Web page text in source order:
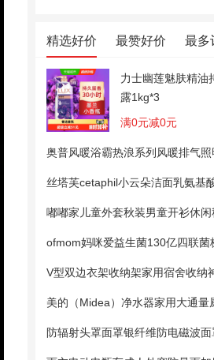
精选好价 最赞好价 最多
力士幽莲魅肤精油
露1kg*3
满0元减0元
奥普风暖浴霸热浪系列风暖排气